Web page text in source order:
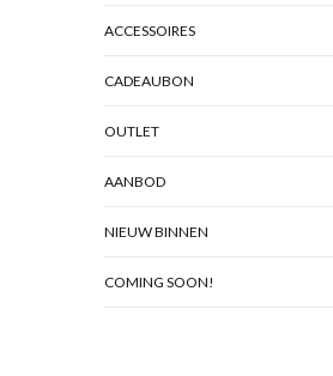
ACCESSOIRES
CADEAUBON
OUTLET
AANBOD
NIEUW BINNEN
COMING SOON!